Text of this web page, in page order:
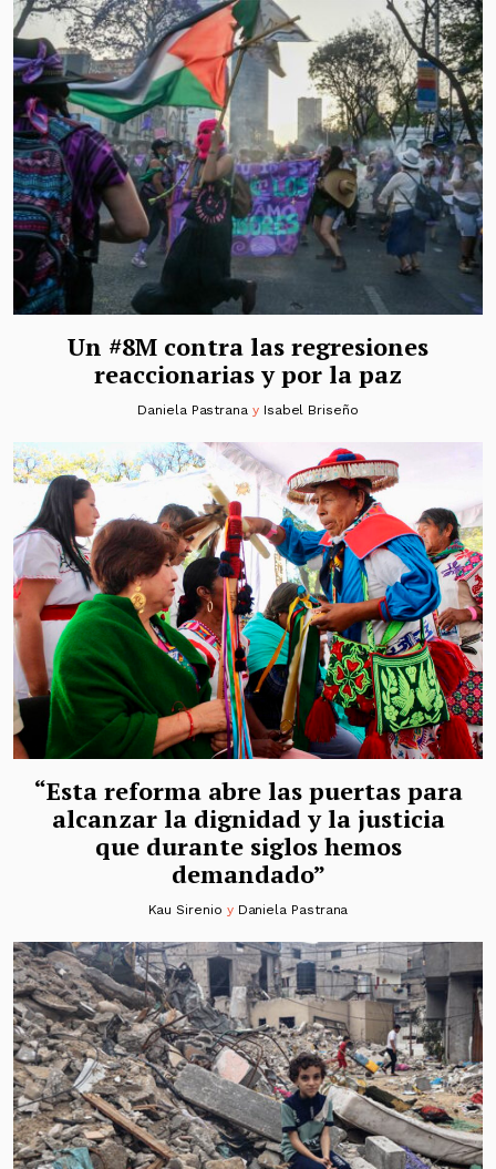
Un #8M contra las regresiones
reaccionarias y por la paz
Daniela Pastrana y Isabel Briseño
“Esta reforma abre las puertas para
alcanzar la dignidad y la justicia
que durante siglos hemos
demandado”
Kau Sirenio y Daniela Pastrana